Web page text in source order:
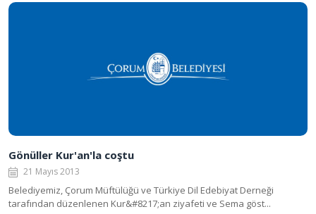
Gönüller Kur'an'la coştu
21 Mayıs 2013
Belediyemiz, Çorum Müftülüğü ve Türkiye Dil Edebiyat Derneği
tarafından düzenlenen Kur&#8217;an ziyafeti ve Sema göst...